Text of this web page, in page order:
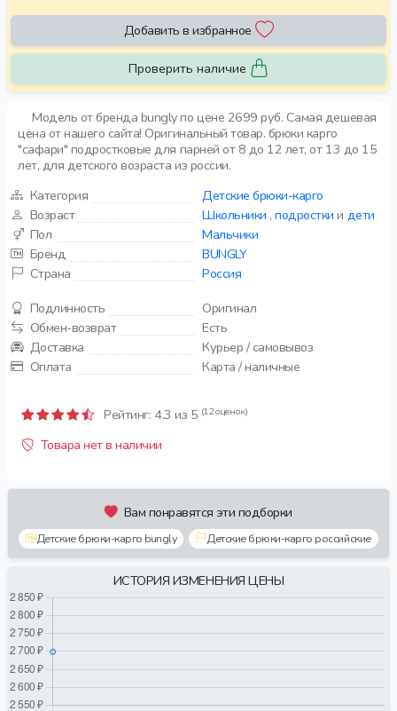
Модель от бренда bungly по цене 2699 руб. Самая дешевая
цена от нашего сайта! Оригинальный товар. брюки карго
"сафари" подростковые для парней от 8 до 12 лет, от 13 до 15
лет, для детского возраста из россии.
Категория
Детские брюки-карго
Возраст
Школьники ,подростки и дети
Пол
Мальчики
Бренд
BUNGLY
Страна
Россия
Подлинность
Оригинал
Обмен-возврат
Есть
Доставка
Курьер / самовывоз
Оплата
Карта / наличные
Рейтинг: 4.3 из 5 (12 оценок)
Товара нет в наличии
Вам понравятся эти подборки
Детские брюки-карго bungly Детские брюки-карго российские
ИСТОРИЯ ИЗМЕНЕНИЯ ЦЕНЫ
Добавить в избранное
Проверить наличие